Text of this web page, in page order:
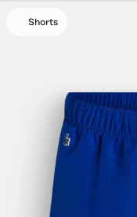
Shorts